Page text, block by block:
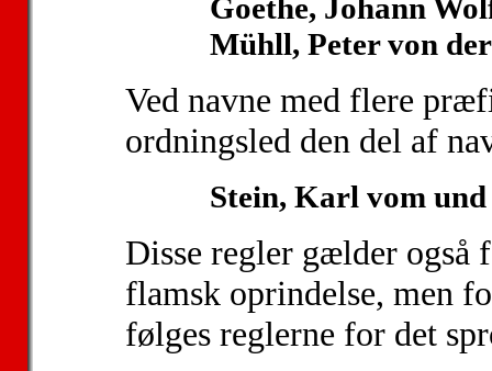
Goethe, Johann
Mühll, Peter von der
Ved navne med flere
ordningsled den del af
Stein, Karl vom
Disse regler gælder også
flamsk oprindelse, men
følges reglerne for det